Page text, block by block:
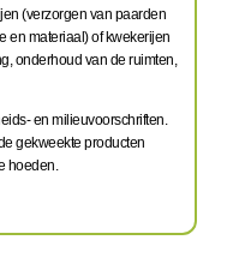
(verzorgen van paarden
en materiaal) of kwekerijen
onderhoud van de ruimten,
en milieuvoorschriften.
gekweekte producten
hoeden.